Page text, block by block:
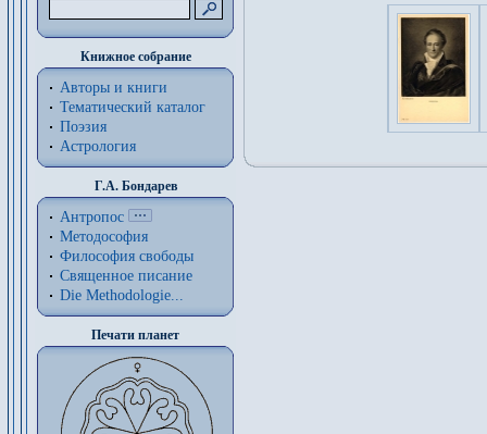
Книжное собрание
Авторы и книги
Тематический каталог
Поэзия
Астрология
Г.А. Бондарев
Антропос
Методософия
Философия cвободы
Священное писание
Die Methodologie...
Печати планет